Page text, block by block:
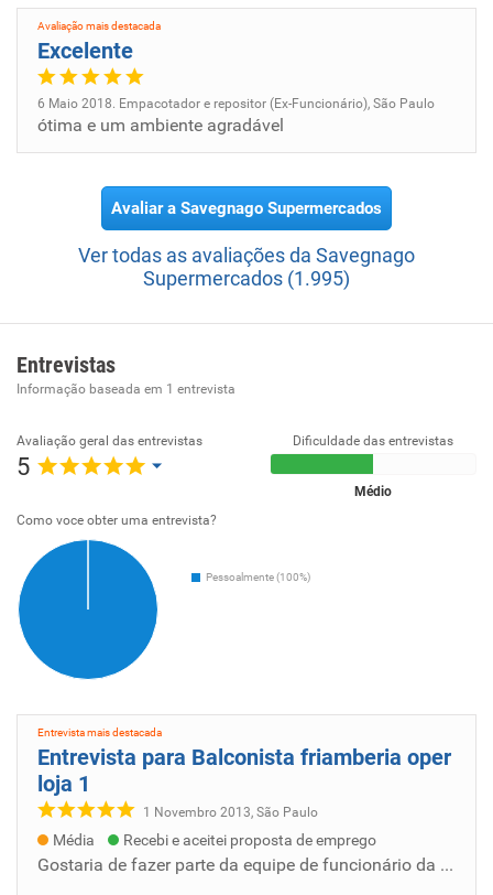
Avaliação mais destacada
Excelente
6 Maio 2018. Empacotador e repositor (Ex-Funcionário), São Paulo
ótima e um ambiente agradável
Avaliar a Savegnago Supermercados
Ver todas as avaliações da Savegnago
Supermercados (1.995)
Entrevistas
Informação baseada em 1 entrevista
Avaliação geral das entrevistas
5
Dificuldade das entrevistas
Médio
Como voce obter uma entrevista?
Pessoalmente (100%)
Entrevista mais destacada
Entrevista para Balconista friamberia oper
loja 1
1 Novembro 2013, São Paulo
Média Recebi e aceitei proposta de emprego
Gostaria de fazer parte da equipe de funcionário da empresa tendo objetivo de crescer profissionalmente e de maneira produtiva contribuindo...